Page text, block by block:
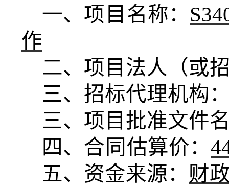
一、 项目 名称：
作
二、项目法人（或
三、招标代理机构
三、项目批准文件
四、 合同 估算价：
五、资金来源： 财